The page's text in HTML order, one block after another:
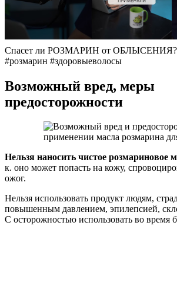
Спасет ли РОЗМАРИН от ОБЛЫСЕНИЯ?
#розмарин #здоровыеволосы
Возможный вред, меры
предосторожности
Нельзя наносить чистое розмариновое
к. оно может попасть на кожу,
ожог.
Нельзя использовать продукт людям,
повышенным давлением, эпилепсией,
С осторожностью использовать во время